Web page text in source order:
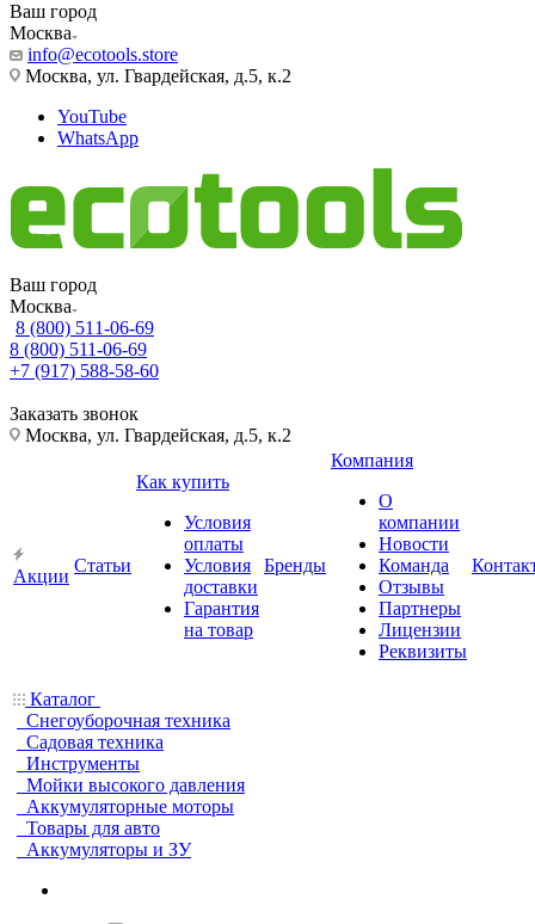
Ваш город
Москва
info@ecotools.store
Москва, ул. Гвардейская, д.5, к.2
YouTube
WhatsApp
Ваш город
Москва
8 (800) 511-06-69
8 (800) 511-06-69
+7 (917) 588-58-60
Заказать звонок
Москва, ул. Гвардейская, д.5, к.2
Акции
Статьи
Как купить
Условия
оплаты
Условия
доставки
Гарантия
на товар
Бренды
Компания
О
компании
Новости
Команда
Отзывы
Партнеры
Лицензии
Реквизиты
Каталог
Снегоуборочная техника
Садовая техника
Инструменты
Мойки высокого давления
Аккумуляторные моторы
Товары для авто
Аккумуляторы и ЗУ